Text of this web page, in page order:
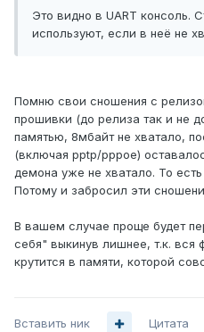
Это видно в UART консоль.
используют, если в неё не
Помню свои сношения с
прошивки (до релиза так и не
памятью, 8мбайт не хватало,
(включая pptp/pppoe)
демона уже не хватало. То
Потому и забросил эти
В вашем случае проще будет
себя" выкинув лишнее, т.к. вся
крутится в памяти, которой
Вставить ник Цитата